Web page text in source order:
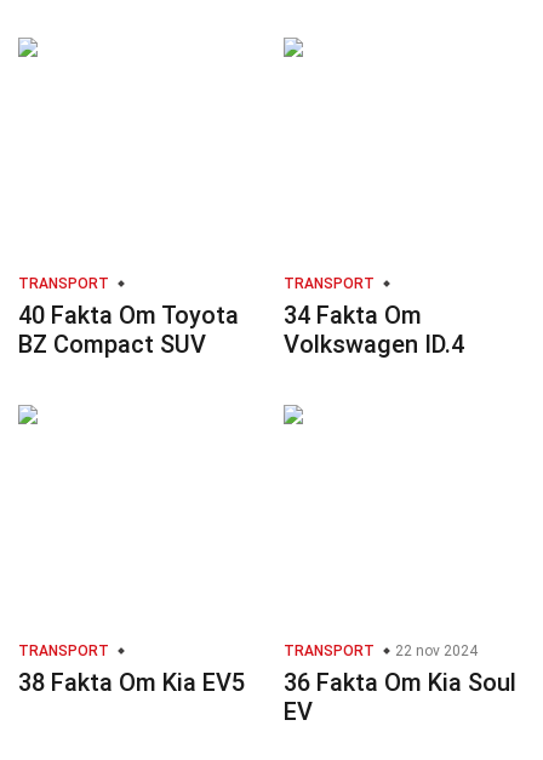
TRANSPORT
40 Fakta Om Toyota
BZ Compact SUV
TRANSPORT
34 Fakta Om
Volkswagen ID.4
TRANSPORT
38 Fakta Om Kia EV5
TRANSPORT 22 nov 2024
36 Fakta Om Kia Soul
EV